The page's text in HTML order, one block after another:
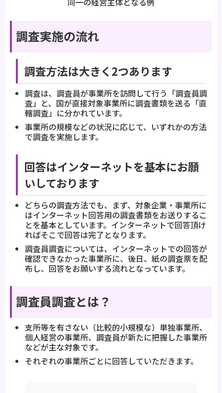
調査実施の流れ
調査方法は大きく2つあります
調査は、調査員が事業所を訪問して行う「調査員調
査」と、国が直接対象事業所に調査書類を送る「直
轄調査」に分かれています。
事業所の規模などの状況に応じて、いずれかの方法
で調査を実施します。
回答はインターネットを基本にお願
いしております
どちらの調査方法でも、まず、対象企業・事業所に
はインターネット回答用の調査書類をお送りするこ
とを基本としています。インターネットで回答頂け
ればそこで回答は完了となります。
調査員調査については、インターネットでの回答が
確認できなかった事業所に、後日、紙の調査票を配
布し、回答をお願いする流れとなっています。
調査員調査とは？
支所等を有さない（比較的小規模な）単独事業所、
個人経営の事業所、調査員が新たに把握した事業所
などが主な対象です。
それぞれの事業所ごとに回答していただきます。